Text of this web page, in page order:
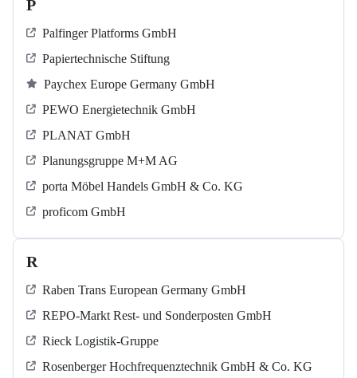
P
Palfinger Platforms GmbH
Papiertechnische Stiftung
Paychex Europe Germany GmbH
PEWO Energietechnik GmbH
PLANAT GmbH
Planungsgruppe M+M AG
porta Möbel Handels GmbH & Co. KG
proficom GmbH
R
Raben Trans European Germany GmbH
REPO-Markt Rest- und Sonderposten GmbH
Rieck Logistik-Gruppe
Rosenberger Hochfrequenztechnik GmbH & Co. KG